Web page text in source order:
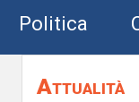
Politica
Attualità